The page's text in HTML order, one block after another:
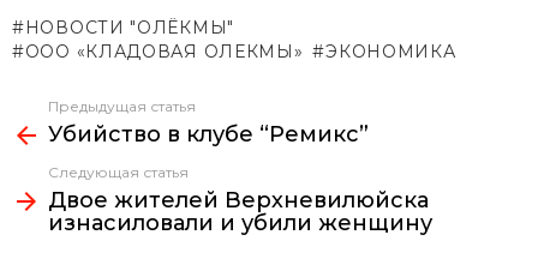
НОВОСТИ "ОЛЁКМЫ"
ООО «КЛАДОВАЯ ОЛЕКМЫ»
ЭКОНОМИКА
Узнать
больше
Предыдущая статья
Убийство в клубе “Ремикс”
Следующая статья
Двое жителей Верхневилюйска
изнасиловали и убили женщину